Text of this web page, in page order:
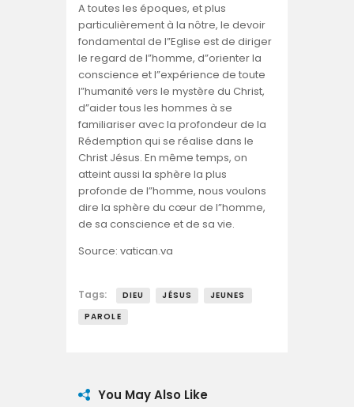
A toutes les époques, et plus
particulièrement à la nôtre, le devoir
fondamental de l”Eglise est de diriger
le regard de l”homme, d”orienter la
conscience et l”expérience de toute
l”humanité vers le mystère du Christ,
d”aider tous les hommes à se
familiariser avec la profondeur de la
Rédemption qui se réalise dans le
Christ Jésus. En même temps, on
atteint aussi la sphère la plus
profonde de l”homme, nous voulons
dire la sphère du cœur de l”homme,
de sa conscience et de sa vie.
Source: vatican.va
Tags: DIEU JÉSUS
JEUNES
PAROLE
You May Also Like